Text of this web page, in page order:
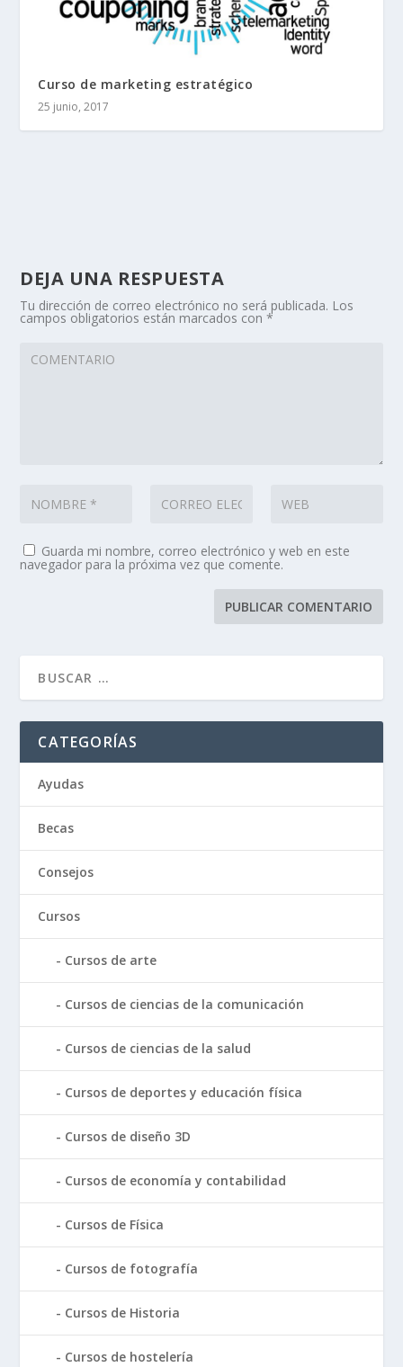
Curso de marketing estratégico
25 junio, 2017
DEJA UNA RESPUESTA
Tu dirección de correo electrónico no será publicada. Los
campos obligatorios están marcados con*
Guarda mi nombre, correo electrónico y web en este
navegador para la próxima vez que comente.
CATEGORÍAS
Ayudas
Becas
Consejos
Cursos
Cursos de arte
Cursos de ciencias de la comunicación
Cursos de ciencias de la salud
Cursos de deportes y educación física
Cursos de diseño 3D
Cursos de economía y contabilidad
Cursos de Física
Cursos de fotografía
Cursos de Historia
Cursos de hostelería